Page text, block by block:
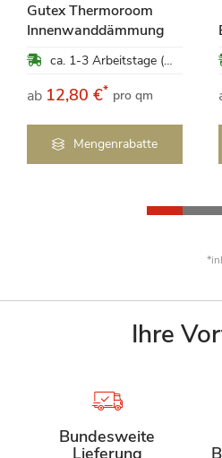
Gutex Thermoroom
Innenwanddämmung
ca. 1-3 Arbeitstage (Mo-Fr)
ab 12,80 €* pro qm
Mengenrabatte
Ihre
Bundesweite
Lieferung